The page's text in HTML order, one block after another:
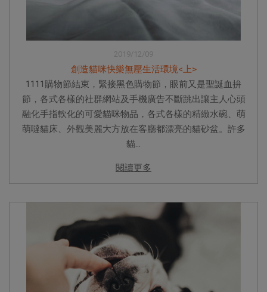
2019/12/09
創造貓咪快樂無壓生活環境<上>
1111購物節結束，緊接黑色購物節，眼前又是聖誕血拚
節，各式各樣的社群網站及手機廣告不斷跳出讓主人心頭
融化手指軟化的可愛貓咪物品，各式各樣的精緻水碗、萌
萌噠貓床、外觀美麗大方放在客廳都漂亮的貓砂盆。許多
貓...
閱讀更多